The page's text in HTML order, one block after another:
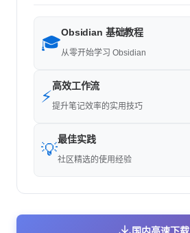
🎓
Obsidian 基础教程
从零开始学习 Obsidian
⚡
高效工作流
提升笔记效率的实用技巧
💡
最佳实践
社区精选的使用经验